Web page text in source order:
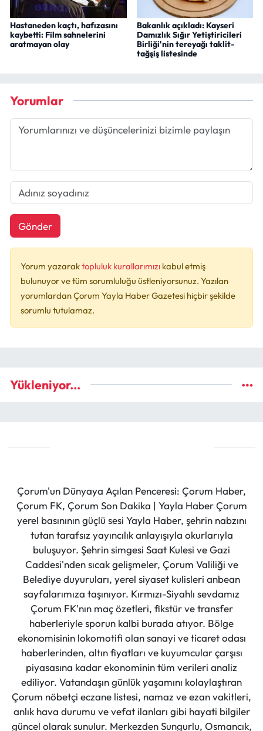
Hastaneden kaçtı, hafızasını
kaybetti: Film sahnelerini
aratmayan olay
Bakanlık açıkladı: Kayseri
Damızlık Sığır Yetiştiricileri
Birliği'nin tereyağı taklit-
tağşiş listesinde
Yorumlar
Gönder
Yorum yazaraktopluluk kurallarımızı kabul etmiş
bulunuyor ve tüm sorumluluğu üstleniyorsunuz. Yazılan
yorumlardan Çorum Yayla Haber Gazetesi hiçbir şekilde
sorumlu tutulamaz.
Yükleniyor...
Çorum'un Dünyaya Açılan Penceresi: Çorum Haber,
Çorum FK, Çorum Son Dakika | Yayla Haber Çorum
yerel basınının güçlü sesi Yayla Haber, şehrin nabzını
tutan tarafsız yayıncılık anlayışıyla okurlarıyla
buluşuyor. Şehrin simgesi Saat Kulesi ve Gazi
Caddesi'nden sıcak gelişmeler, Çorum Valiliği ve
Belediye duyuruları, yerel siyaset kulisleri anbean
sayfalarımıza taşınıyor. Kırmızı-Siyahlı sevdamız
Çorum FK'nın maç özetleri, fikstür ve transfer
haberleriyle sporun kalbi burada atıyor. Bölge
ekonomisinin lokomotifi olan sanayi ve ticaret odası
haberlerinden, altın fiyatları ve kuyumcular çarşısı
piyasasına kadar ekonominin tüm verileri analiz
ediliyor. Vatandaşın günlük yaşamını kolaylaştıran
Çorum nöbetçi eczane listesi, namaz ve ezan vakitleri,
anlık hava durumu ve vefat ilanları gibi hayati bilgiler
güncel olarak sunulur. Merkezden Sungurlu, Osmancık,